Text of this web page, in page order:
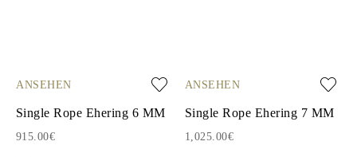
ANSEHEN
Single Rope Ehering 6 MM
915.00€
ANSEHEN
Single Rope Ehering 7 MM
1,025.00€